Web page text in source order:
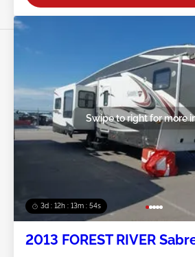
3d : 12h : 13m : 52s
Swipe to right for more
2013 FOREST RIVER